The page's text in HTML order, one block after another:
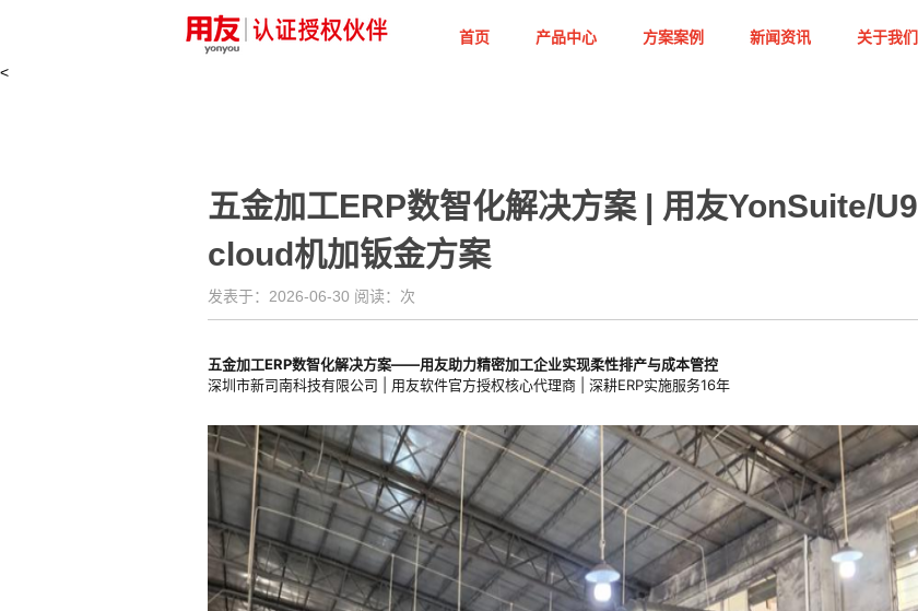
首页 产品中心 方案案例 新闻资讯 关于我们
<
五金加工ERP数智化解决方案 | 用友YonSuite/U9
cloud机加钣金方案
发表于：2026-06-30 阅读： 次
五金加工ERP数智化解决方案——用友助力精密加工企业实现柔性排产与成本管控
深圳市新司南科技有限公司 | 用友软件官方授权核心代理商 | 深耕ERP实施服务16年